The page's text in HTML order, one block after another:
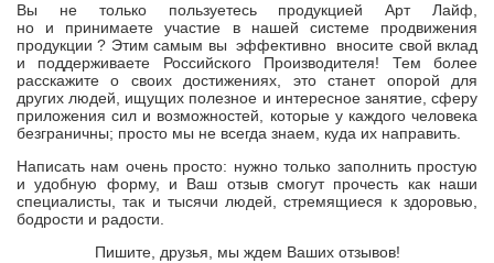
Вы не только пользуетесь продукцией Арт Лайф,
но и принимаете участие в нашей системе продвижения
продукции ? Этим самым вы эффективно вносите свой вклад
и поддерживаете Российского Производителя! Тем более
расскажите о своих достижениях, это станет опорой для
других людей, ищущих полезное и интересное занятие, сферу
приложения сил и возможностей, которые у каждого человека
безграничны; просто мы не всегда знаем, куда их направить.
Написать нам очень просто: нужно только заполнить простую
и удобную форму, и Ваш отзыв смогут прочесть как наши
специалисты, так и тысячи людей, стремящиеся к здоровью,
бодрости и радости.
Пишите, друзья, мы ждем Ваших отзывов!